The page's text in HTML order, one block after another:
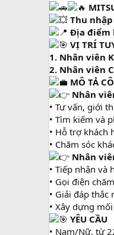
Thu
Địa điểm
VỊ TRÍ
1. Nhân viên
2. Nhân viên
MÔ TẢ
Nhân
• Tư vấn, giới
• Tìm kiếm và
• Hỗ trợ khách
• Chăm sóc
Nhân
• Tiếp nhận và
• Gọi điện
• Giải đáp
• Xây dựng
YÊU CẦU
• Nam/Nữ, từ